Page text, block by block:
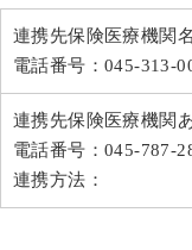
連携先保険医療機関
電話番号：045-313-
連携先保険医療機関
電話番号：045-787-
連携方法：